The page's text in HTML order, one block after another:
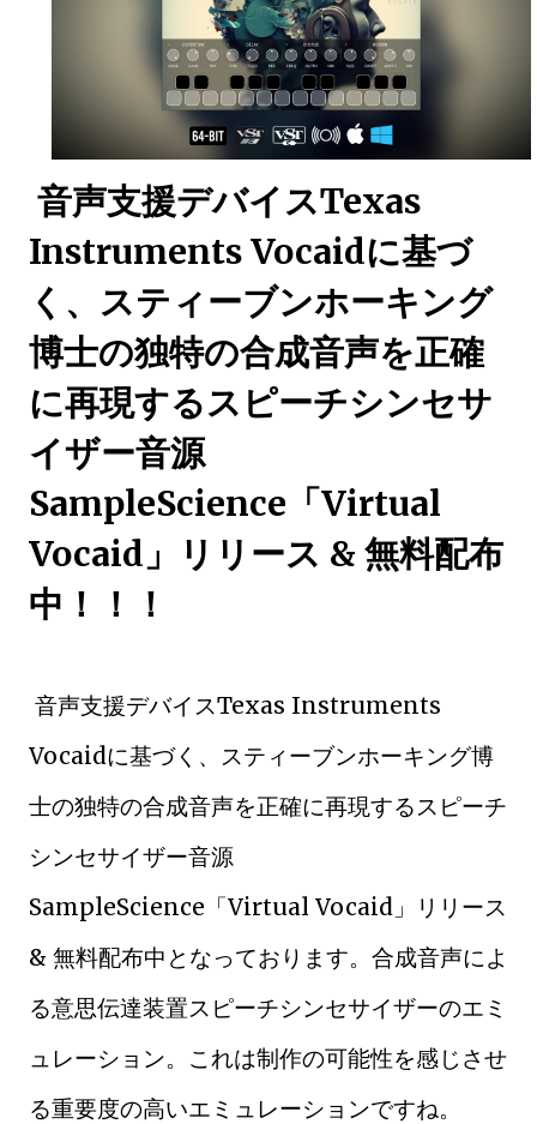
音声支援デバイスTexas
Instruments Vocaidに基づ
く、スティーブンホーキング
博士の独特の合成音声を正確
に再現するスピーチシンセサ
イザー音源
SampleScience「Virtual
Vocaid」リリース & 無料配布
中！！！
音声支援デバイスTexas Instruments
Vocaidに基づく、スティーブンホーキング博
士の独特の合成音声を正確に再現するスピーチ
シンセサイザー音源
SampleScience「Virtual Vocaid」リリース
& 無料配布中となっております。合成音声によ
る意思伝達装置スピーチシンセサイザーのエミ
ュレーション。これは制作の可能性を感じさせ
る重要度の高いエミュレーションですね。